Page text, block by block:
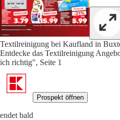
Textilreinigung bei Kaufland in
Entdecke das Textilreinigung
ich richtig", Seite 1
Prospekt öffnen
endet bald